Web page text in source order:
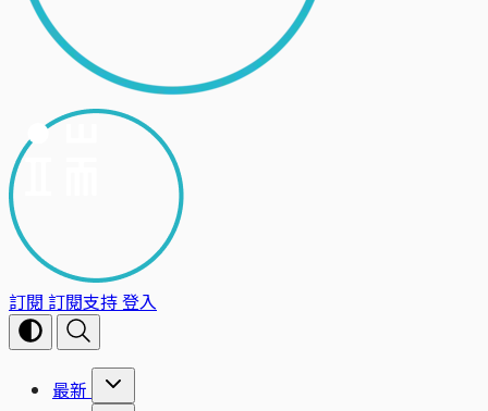
訂閱 訂閱支持登入
最新